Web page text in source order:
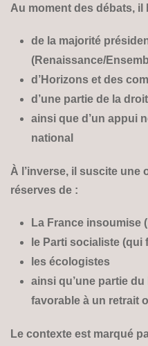
Au moment des débats, il
de la majorité
(Renaissance/
d’Horizons et des
d’une partie de la
ainsi que d’un appui
national
À l’inverse, il suscite une
réserves de :
La France insoumise
le Parti socialiste
les écologistes
ainsi qu’une partie
favorable à un retrait
Le contexte est marqué